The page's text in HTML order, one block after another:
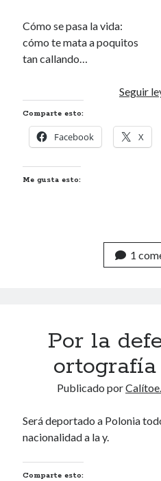
Cómo se pasa la vida:
cómo te mata a poquitos
tan callando…
Seguir
Comparte esto:
Facebook X
Me gusta esto:
1
Por la
Publicado por
Será deportado a Polonia
nacionalidad a la y.
Comparte esto: